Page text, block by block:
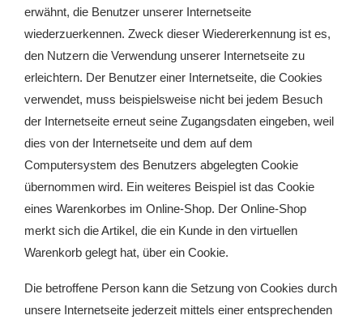
erwähnt, die Benutzer unserer Internetseite
wiederzuerkennen. Zweck dieser Wiedererkennung ist es,
den Nutzern die Verwendung unserer Internetseite zu
erleichtern. Der Benutzer einer Internetseite, die Cookies
verwendet, muss beispielsweise nicht bei jedem Besuch
der Internetseite erneut seine Zugangsdaten eingeben, weil
dies von der Internetseite und dem auf dem
Computersystem des Benutzers abgelegten Cookie
übernommen wird. Ein weiteres Beispiel ist das Cookie
eines Warenkorbes im Online-Shop. Der Online-Shop
merkt sich die Artikel, die ein Kunde in den virtuellen
Warenkorb gelegt hat, über ein Cookie.
Die betroffene Person kann die Setzung von Cookies durch
unsere Internetseite jederzeit mittels einer entsprechenden